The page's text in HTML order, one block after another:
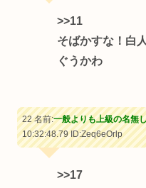
>>11
そばかすな！白
ぐうかわ
22 名前:一般よりも上級の名無
10:32:48.79ID:Zeq6eOrlp
>>17